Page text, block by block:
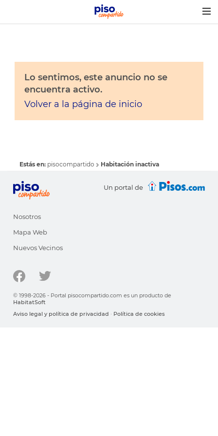
Lo sentimos, este anuncio no se
encuentra activo.
Volver a la página de inicio
Estás en: pisocompartido Habitación inactiva
Un portal de
Nosotros
Mapa Web
Nuevos Vecinos
© 1998-2026 - Portal pisocompartido.com es un producto de
HabitatSoft
Aviso legal y política de privacidad · Política de cookies